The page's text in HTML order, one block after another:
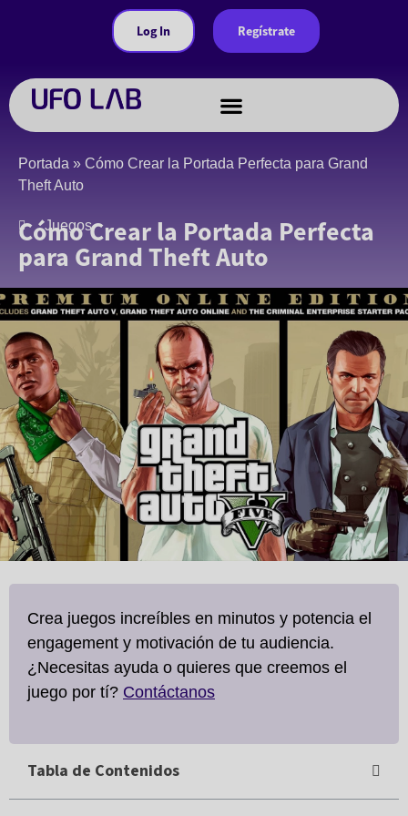
Log In Regístrate
Portada » Cómo Crear la Portada Perfecta para Grand
Theft Auto
Juegos
Cómo Crear la Portada Perfecta
para Grand Theft Auto
Crea juegos increíbles en minutos y potencia el
engagement y motivación de tu audiencia.
¿Necesitas ayuda o quieres que creemos el
juego por tí? Contáctanos
Tabla de Contenidos